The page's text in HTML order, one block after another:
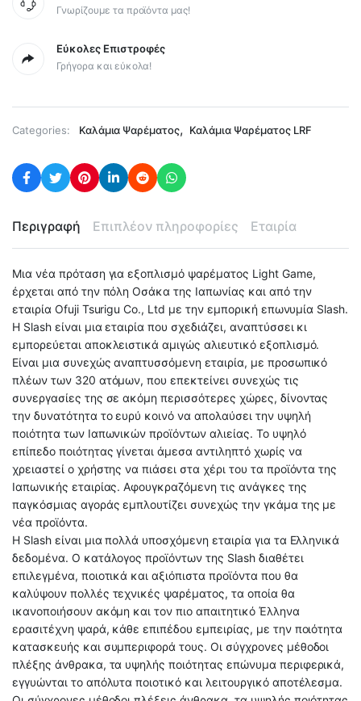
Γνωρίζουμε τα προϊόντα μας!
Εύκολες Επιστροφές
Γρήγορα και εύκολα!
Categories: Καλάμια Ψαρέματος, Καλάμια Ψαρέματος LRF
Περιγραφή Επιπλέον πληροφορίες Εταιρία
Μια νέα πρόταση για εξοπλισμό ψαρέματος Light Game,
έρχεται από την πόλη Οσάκα της Ιαπωνίας και από την
εταιρία Ofuji Tsurigu Co., Ltd με την εμπορική επωνυμία Slash.
Η Slash είναι μια εταιρία που σχεδιάζει, αναπτύσσει κι
εμπορεύεται αποκλειστικά αμιγώς αλιευτικό εξοπλισμό.
Είναι μια συνεχώς αναπτυσσόμενη εταιρία, με προσωπικό
πλέων των 320 ατόμων, που επεκτείνει συνεχώς τις
συνεργασίες της σε ακόμη περισσότερες χώρες, δίνοντας
την δυνατότητα το ευρύ κοινό να απολαύσει την υψηλή
ποιότητα των Ιαπωνικών προϊόντων αλιείας. Το υψηλό
επίπεδο ποιότητας γίνεται άμεσα αντιληπτό χωρίς να
χρειαστεί ο χρήστης να πιάσει στα χέρι του τα προϊόντα της
Ιαπωνικής εταιρίας. Αφουγκραζόμενη τις ανάγκες της
παγκόσμιας αγοράς εμπλουτίζει συνεχώς την γκάμα της με
νέα προϊόντα.
Η Slash είναι μια πολλά υποσχόμενη εταιρία για τα Ελληνικά
δεδομένα. Ο κατάλογος προϊόντων της Slash διαθέτει
επιλεγμένα, ποιοτικά και αξιόπιστα προϊόντα που θα
καλύψουν πολλές τεχνικές ψαρέματος, τα οποία θα
ικανοποιήσουν ακόμη και τον πιο απαιτητικό Έλληνα
ερασιτέχνη ψαρά, κάθε επιπέδου εμπειρίας, με την ποιότητα
κατασκευής και συμπεριφορά τους. Οι σύγχρονες μέθοδοι
πλέξης άνθρακα, τα υψηλής ποιότητας επώνυμα περιφερικά,
εγγυώνται το απόλυτα ποιοτικό και λειτουργικό αποτέλεσμα.